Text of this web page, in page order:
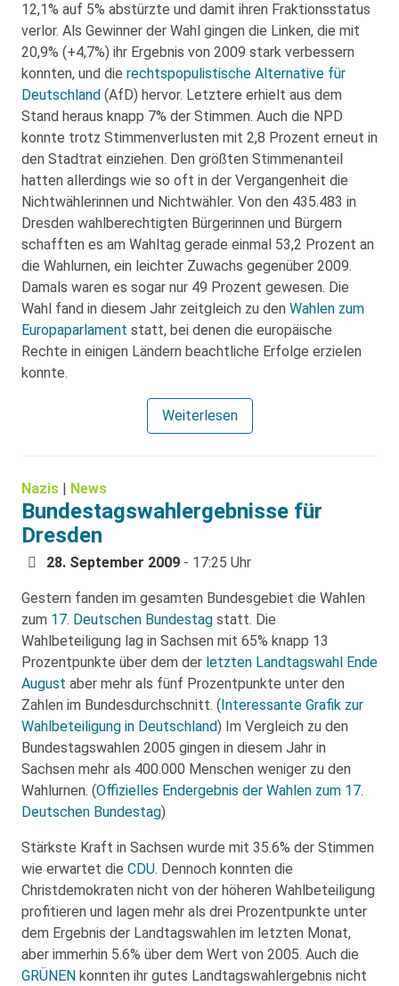
12,1% auf 5% abstürzte und damit ihren Fraktionsstatus
verlor. Als Gewinner der Wahl gingen die Linken, die mit
20,9% (+4,7%) ihr Ergebnis von 2009 stark verbessern
konnten, und die rechtspopulistische Alternative für
Deutschland (AfD) hervor. Letztere erhielt aus dem
Stand heraus knapp 7% der Stimmen. Auch die NPD
konnte trotz Stimmenverlusten mit 2,8 Prozent erneut in
den Stadtrat einziehen. Den größten Stimmenanteil
hatten allerdings wie so oft in der Vergangenheit die
Nichtwählerinnen und Nichtwähler. Von den 435.483 in
Dresden wahlberechtigten Bürgerinnen und Bürgern
schafften es am Wahltag gerade einmal 53,2 Prozent an
die Wahlurnen, ein leichter Zuwachs gegenüber 2009.
Damals waren es sogar nur 49 Prozent gewesen. Die
Wahl fand in diesem Jahr zeitgleich zu den Wahlen zum
Europaparlament statt, bei denen die europäische
Rechte in einigen Ländern beachtliche Erfolge erzielen
konnte.
Weiterlesen
Nazis News
Bundestagswahlergebnisse für
Dresden
28. September 2009 - 17:25 Uhr
Gestern fanden im gesamten Bundesgebiet die Wahlen
zum 17. Deutschen Bundestag statt. Die
Wahlbeteiligung lag in Sachsen mit 65% knapp 13
Prozentpunkte über dem der letzten Landtagswahl Ende
August aber mehr als fünf Prozentpunkte unter den
Zahlen im Bundesdurchschnitt. ( Interessante Grafik zur
Wahlbeteiligung in Deutschland) Im Vergleich zu den
Bundestagswahlen 2005 gingen in diesem Jahr in
Sachsen mehr als 400.000 Menschen weniger zu den
Wahlurnen. (Offizielles Endergebnis der Wahlen zum 17.
Deutschen Bundestag)
Stärkste Kraft in Sachsen wurde mit 35.6% der Stimmen
wie erwartet die CDU. Dennoch konnten die
Christdemokraten nicht von der höheren Wahlbeteiligung
profitieren und lagen mehr als drei Prozentpunkte unter
dem Ergebnis der Landtagswahlen im letzten Monat,
aber immerhin 5.6% über dem Wert von 2005. Auch die
GRÜNEN konnten ihr gutes Landtagswahlergebnis nicht